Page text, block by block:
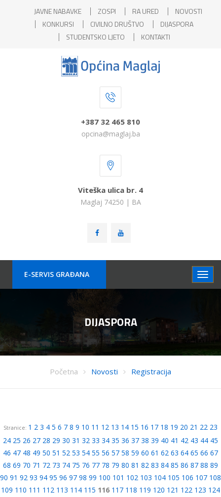
JAVNE NABAVKE ZOSPI RA URED
NOVOSTI
KONKURSI
CIVILNO DRUŠTVO
DIJASPORA
STUDENTSKO LJETO
KONTAKTI
+387 32 465 810
opcina@maglaj.ba
Viteška ulica br. 4
Maglaj 74250 | BA
E-SERVIS GRAÐANA
DIJASPORA
Početna Novosti Registracija
Stranice: 1 2 3 4 5 6 7 8 9 10 11 12 13 14 15 16 17 18 19 20 21 22 23
24 25 26 27 28 29 30 31 32 33 34 35 36 37 38 39 40 41 42 43 44 45
46 47 48 49 50 51 52 53 54 55 56 57 58 59 60 61 62 63 64 65 66 67
68 69 70 71 72 73 74 75 76 77 78 79 80 81 82 83 84 85 86 87 88 89
90 91 92 93 94 95 96 97 98 99 100 101 102 103 104 105 106 107 108
109 110 111 112 113 114 115 116 117 118 119 120 121 122 123 124